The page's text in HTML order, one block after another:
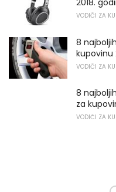
VODIČI ZA
8
kupovinu
VODIČI ZA
8
za
VODIČI ZA